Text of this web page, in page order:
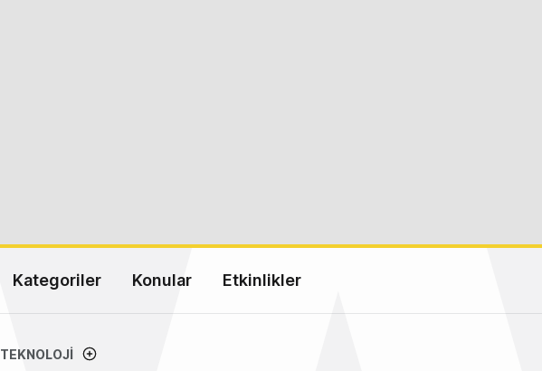
Kategoriler Konular Etkinlikler
TEKNOLOJI